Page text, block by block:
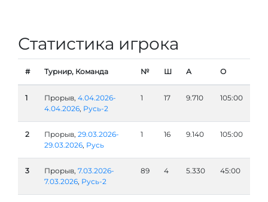
Статистика игрока
# Турнир, Команда № Ш А О
1 Прорыв, 4.04.2026-
4.04.2026, Русь-2
1 17 9.710 105:00
2 Прорыв, 29.03.2026-
29.03.2026, Русь
1 16 9.140 105:00
3 Прорыв, 7.03.2026-
7.03.2026, Русь-2
89 4 5.330 45:00